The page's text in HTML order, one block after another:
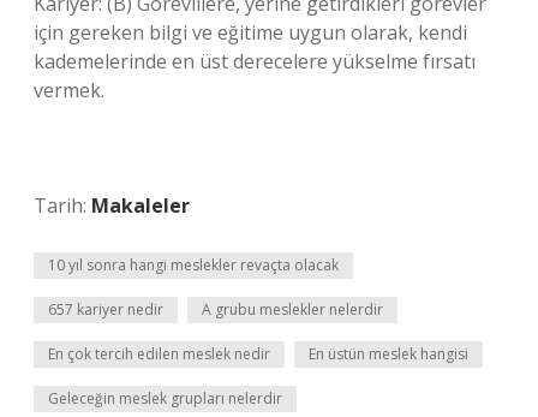
için gereken bilgi ve eğitime uygun olarak, kendi
kademelerinde en üst derecelere yükselme fırsatı
vermek.
Tarih: Makaleler
10 yıl sonra hangi meslekler revaçta olacak
657 kariyer nedir A grubu meslekler nelerdir
En çok tercih edilen meslek nedir En üstün meslek hangisi
Geleceğin meslek grupları nelerdir